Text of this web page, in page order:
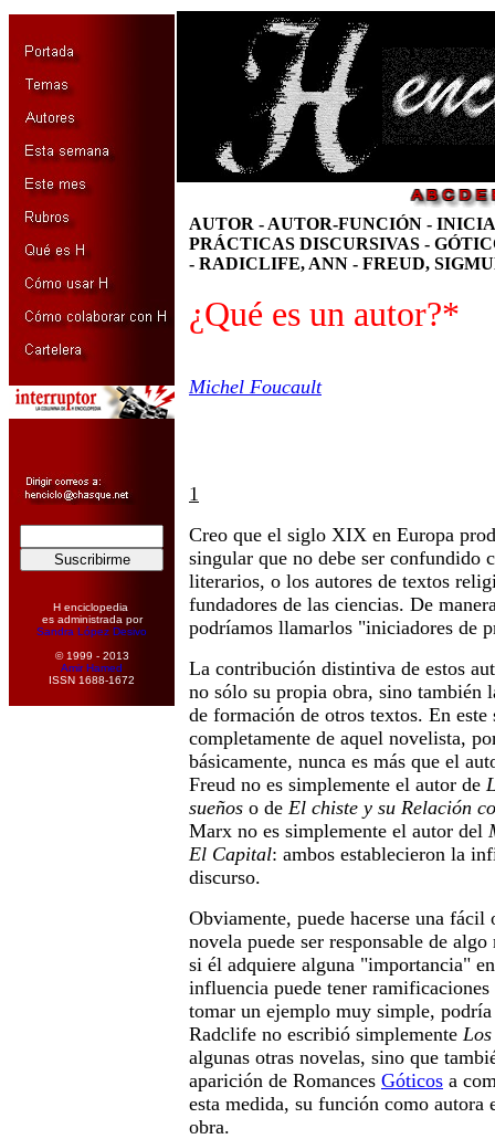
H enciclopedia
es administrada por
Sandra López Desivo
© 1999 - 2013
Amir Hamed
ISSN 1688-1672
AUTOR - AUTOR-FUNCIÓN -
PRÁCTICAS DISCURSIVAS -
- RADICLIFE, ANN - FREUD,
¿Qué es un autor?*
Michel Foucault
1
Creo que el siglo XIX en Europa
singular que no debe ser confundido
literarios, o los autores de textos
fundadores de las ciencias. De
podríamos llamarlos "iniciadores de
La contribución distintiva de estos
no sólo su propia obra, sino también
de formación de otros textos. En
completamente de aquel novelista,
básicamente, nunca es más que el
Freud no es simplemente el autor de
sueños o de El chiste y su Relación
Marx no es simplemente el autor del
El Capital: ambos establecieron la
discurso.
Obviamente, puede hacerse una
novela puede ser responsable de
si él adquiere alguna "importancia"
influencia puede tener
tomar un ejemplo muy simple,
Radclife no escribió simplemente
algunas otras novelas, sino que
aparición de Romances Góticos a
esta medida, su función como autora
obra.